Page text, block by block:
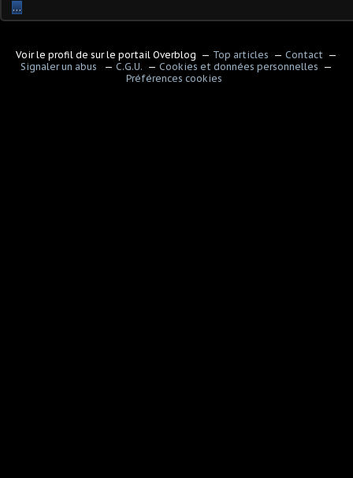
…
Voir le profil de sur le portail Overblog Top articles
Contact
Signaler un abus
C.G.U.
Cookies et données personnelles
Préférences cookies